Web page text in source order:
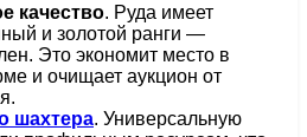
качество. Руда имеет
и золотой ранги —
Это экономит место в
и очищает аукцион от
шахтера. Универсальную